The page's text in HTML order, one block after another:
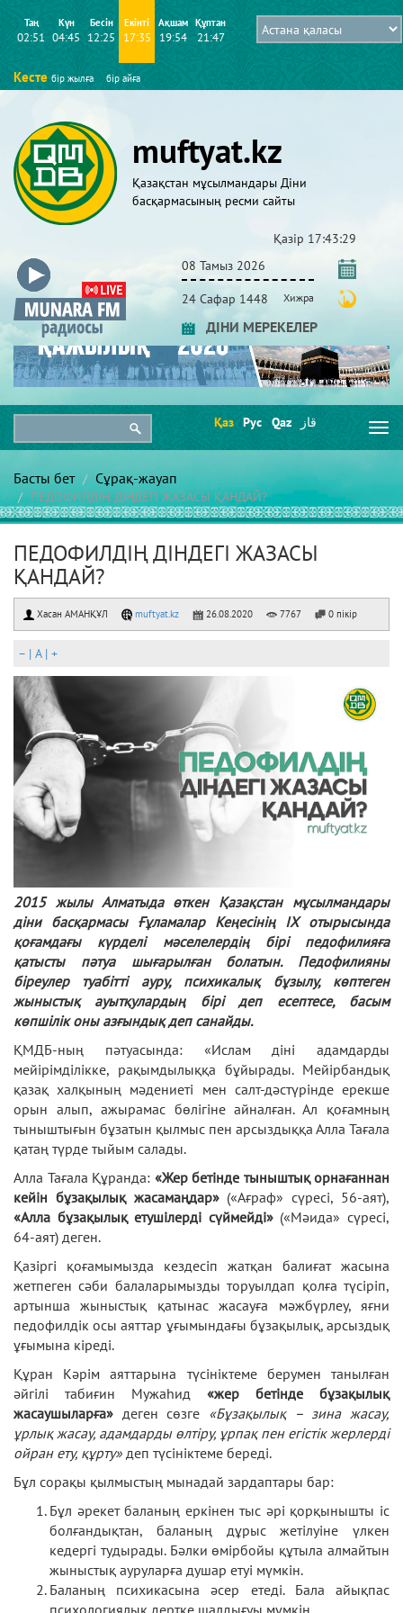
Таң
02:51
Күн
04:45
Бесін
12:25
Екінті
17:35
Ақшам
19:54
Құптан
21:47
Кесте бір жылға бір айға
muftyat.kz
Қазақстан мұсылмандары Діни
басқармасының ресми сайты
Қазір 17:43:29
08 Тамыз 2026
24 Сафар 1448 Хижра
ДІНИ МЕРЕКЕЛЕР
Қаз Рус Qaz قاز
Басты бет Сұрақ-жауап
ПЕДОФИЛДІҢ ДІНДЕГІ ЖАЗАСЫ ҚАНДАЙ?
ПЕДОФИЛДІҢ ДІНДЕГІ ЖАЗАСЫ
ҚАНДАЙ?
Хасан АМАНҚҰЛ muftyat.kz 26.08.2020 7767 0 пікір
– | A| +
2015 жылы Алматыда өткен Қазақстан мұсылмандары
діни басқармасы Ғұламалар Кеңесінің ІX отырысында
қоғамдағы күрделі мәселелердің бірі педофилияға
қатысты пәтуа шығарылған болатын. Педофилияны
біреулер туабітті ауру, психикалық бұзылу, көптеген
жыныстық ауытқулардың бірі деп есептесе, басым
көпшілік оны азғындық деп санайды.
ҚМДБ-ның пәтуасында: «Ислам діні адамдарды
мейірімділікке, рақымдылыққа бұйырады. Мейірбандық
қазақ халқының мәдениеті мен салт-дәстүрінде ерекше
орын алып, ажырамас бөлігіне айналған. Ал қоғамның
тыныштығын бұзатын қылмыс пен арсыздыққа Алла Тағала
қатаң түрде тыйым салады.
Алла Тағала Құранда: «Жер бетінде тыныштық орнағаннан
кейін бұзақылық жасамаңдар»(«Ағраф» сүресі, 56-аят),
«Алла бұзақылық етушілерді сүймейді» («Мәида» сүресі,
64-аят) деген.
Қазіргі қоғамымызда кездесіп жатқан балиғат жасына
жетпеген сәби балаларымызды торуылдап қолға түсіріп,
артынша жыныстық қатынас жасауға мәжбүрлеу, яғни
педофилдік осы аяттар ұғымындағы бұзақылық, арсыздық
ұғымына кіреді.
Құран Кәрім аяттарына түсініктеме берумен танылған
әйгілі табиғин Мужаһид «жер бетінде бұзақылық
жасаушыларға» деген сөзге «Бұзақылық – зина жасау,
ұрлық жасау, адамдарды өлтіру, ұрпақ пен егістік жерлерді
ойран ету, құрту» деп түсініктеме береді.
Бұл сорақы қылмыстың мынадай зардаптары бар:
Бұл әрекет баланың еркінен тыс әрі қорқынышты іс
болғандықтан, баланың дұрыс жетілуіне үлкен
кедергі тудырады. Бәлки өмірбойы құтыла алмайтын
жыныстық ауруларға душар етуі мүмкін.
Баланың психикасына әсер етеді. Бала айықпас
психологиялық дертке шалдығуы мүмкін.